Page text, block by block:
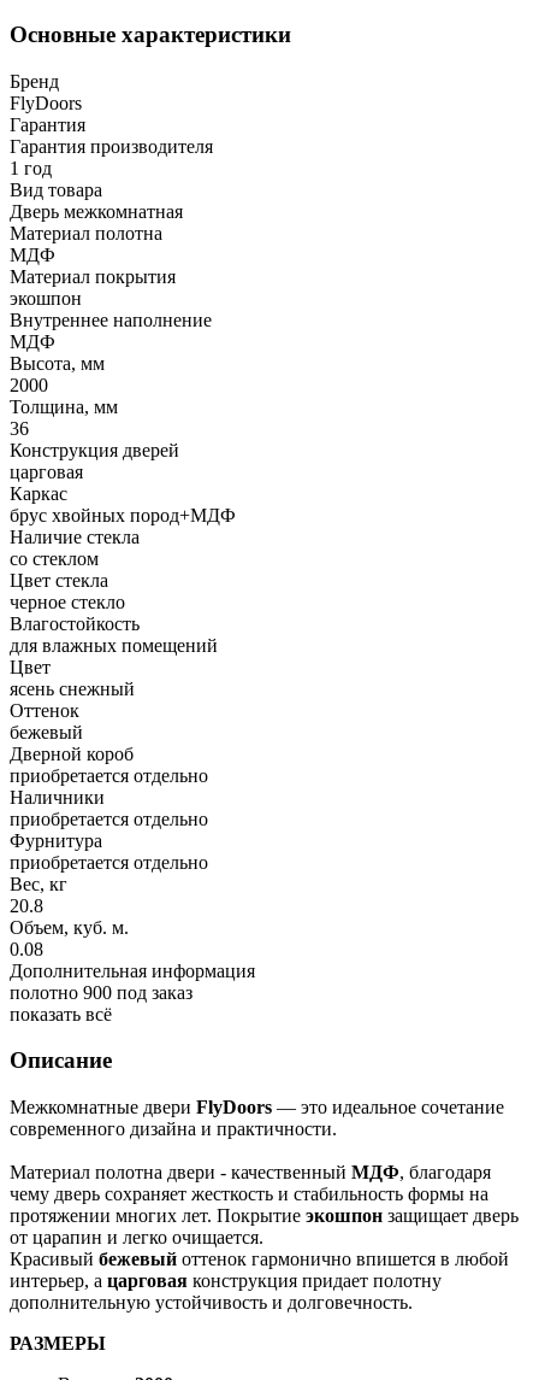
Основные характеристики
Бренд
FlyDoors
Гарантия
Гарантия производителя
1 год
Вид товара
Дверь межкомнатная
Материал полотна
МДФ
Материал покрытия
экошпон
Внутреннее наполнение
МДФ
Высота, мм
2000
Толщина, мм
36
Конструкция дверей
царговая
Каркас
брус хвойных пород+МДФ
Наличие стекла
со стеклом
Цвет стекла
черное стекло
Влагостойкость
для влажных помещений
Цвет
ясень снежный
Оттенок
бежевый
Дверной короб
приобретается отдельно
Наличники
приобретается отдельно
Фурнитура
приобретается отдельно
Вес, кг
20.8
Объем, куб. м.
0.08
Дополнительная информация
полотно 900 под заказ
показать всё
Описание
Межкомнатные двери FlyDoors — это идеальное сочетание
современного дизайна и практичности.
Материал полотна двери - качественный МДФ, благодаря
чему дверь сохраняет жесткость и стабильность формы на
протяжении многих лет. Покрытие экошпон защищает дверь
от царапин и легко очищается.
Красивый бежевый оттенок гармонично впишется в любой
интерьер, а царговая конструкция придает полотну
дополнительную устойчивость и долговечность.
РАЗМЕРЫ